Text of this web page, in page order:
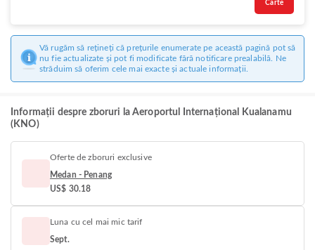
Carte
Vă rugăm să rețineți că prețurile enumerate pe această pagină pot să
nu fie actualizate și pot fi modificate fără notificare prealabilă. Ne
străduim să oferim cele mai exacte și actuale informații.
Informații despre zboruri la Aeroportul Internațional Kualanamu
(KNO)
Oferte de zboruri exclusive
Medan - Penang
US$ 30.18
Luna cu cel mai mic tarif
Sept.